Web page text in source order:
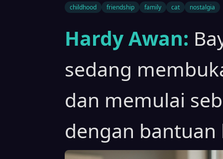
childhood friendship family cat nostalgia
Hardy Awan:
sedang
dan memulai
dengan bantuan